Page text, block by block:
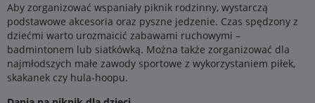
Aby zorganizować wspaniały piknik rodzinny, wystarczą
podstawowe akcesoria oraz pyszne jedzenie. Czas spędzony z
dziećmi warto urozmaicić zabawami ruchowymi –
badmintonem lub siatkówką. Można także zorganizować dla
najmłodszych małe zawody sportowe z wykorzystaniem piłek,
skakanek czy hula-hoopu.